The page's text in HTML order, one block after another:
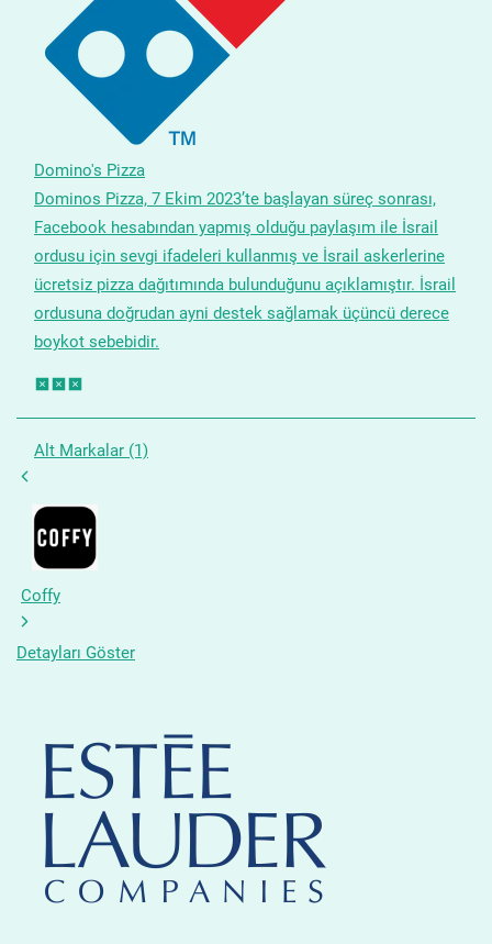
Domino's Pizza
Dominos Pizza, 7 Ekim 2023’te başlayan süreç sonrası,
Facebook hesabından yapmış olduğu paylaşım ile İsrail
ordusu için sevgi ifadeleri kullanmış ve İsrail askerlerine
ücretsiz pizza dağıtımında bulunduğunu açıklamıştır. İsrail
ordusuna doğrudan ayni destek sağlamak üçüncü derece
boykot sebebidir.
Alt Markalar (1)
Coffy
Detayları Göster